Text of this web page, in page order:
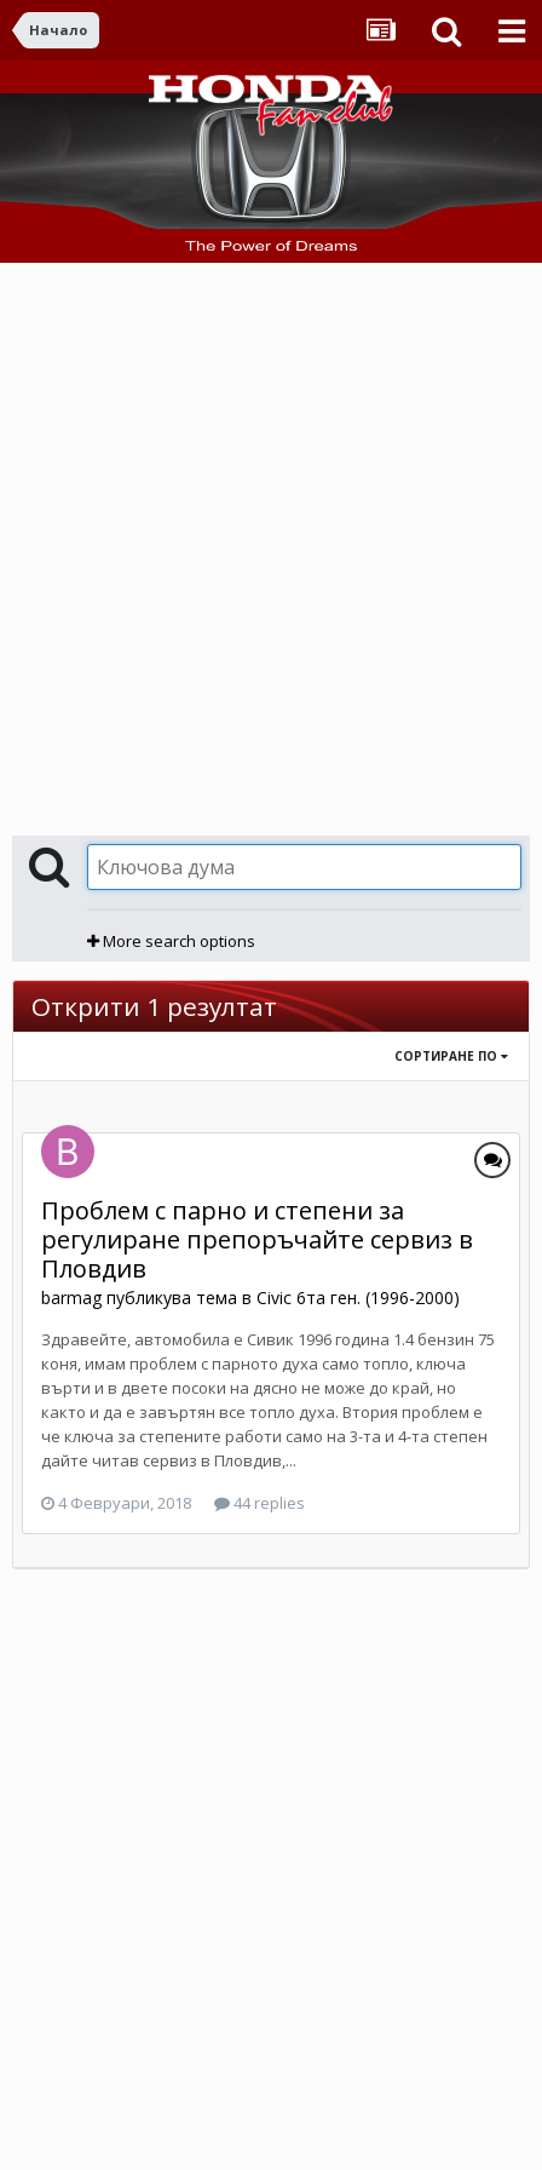
Начало
More search options
Открити 1 резултат
СОРТИРАНЕ ПО
Проблем с парно и степени за
регулиране препоръчайте сервиз в
Пловдив
barmagпубликува тема в Civic 6та ген. (1996-2000)
Здравейте, автомобила е Сивик 1996 година 1.4 бензин 75
коня, имам проблем с парното духа само топло, ключа
върти и в двете посоки на дясно не може до край, но
както и да е завъртян все топло духа. Втория проблем е
че ключа за степените работи само на 3-та и 4-та степен
дайте читав сервиз в Пловдив,...
4 Февруари, 2018
44 replies